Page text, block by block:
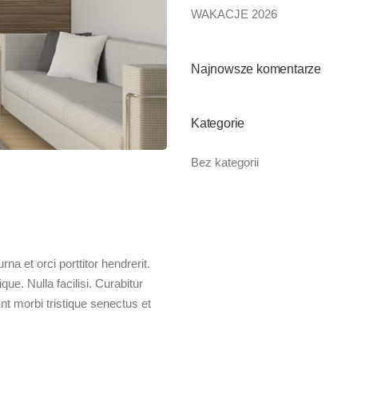
et orci porttitor hendrerit.
Nulla facilisi. Curabitur
morbi tristique senectus et
WAKACJE 2026
Najnowsze komentarze
Kategorie
Bez kategorii